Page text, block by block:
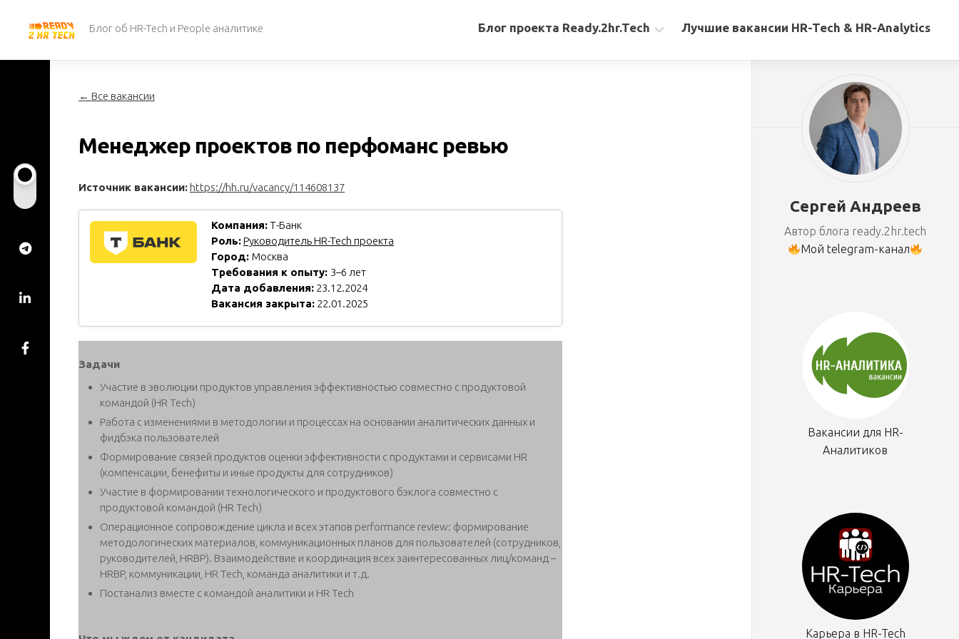
содержанию
Блог об HR-Tech и People аналитике Блог проекта Ready.2hr.Tech
Авторские
Лучшие вакансии HR-Tech & HR-Analytics
← Все вакансии
Менеджер проектов по перфоманс ревью
Источник вакансии: https://hh.ru/vacancy/114608137
Компания:Т-Банк
Роль:Руководитель HR-Tech проекта
Город: Москва
Требования к опыту: 3–6 лет
Дата добавления: 23.12.2024
Вакансия закрыта: 22.01.2025
Задачи
Участие в эволюции продуктов управления эффективностью совместно с продуктовой
командой (HR Tech)
Работа с изменениями в методологии и процессах на основании аналитических данных и
фидбэка пользователей
Формирование связей продуктов оценки эффективности с продуктами и сервисами HR
(компенсации, бенефиты и иные продукты для сотрудников)
Участие в формировании технологического и продуктового бэклога совместно с
продуктовой командой (HR Tech)
Операционное сопровождение цикла и всех этапов performance review: формирование
методологических материалов, коммуникационных планов для пользователей (сотрудников,
руководителей, HRBP). Взаимодействие и координация всех заинтересованных лиц/команд –
HRBP, коммуникации, HR Tech, команда аналитики и т.д.
Постанализ вместе с командой аналитики и HR Tech
Сергей Андреев
Автор блога ready.2hr.tech
Мой telegram-канал
Вакансии для HR-
Аналитиков
Карьера в HR-Tech